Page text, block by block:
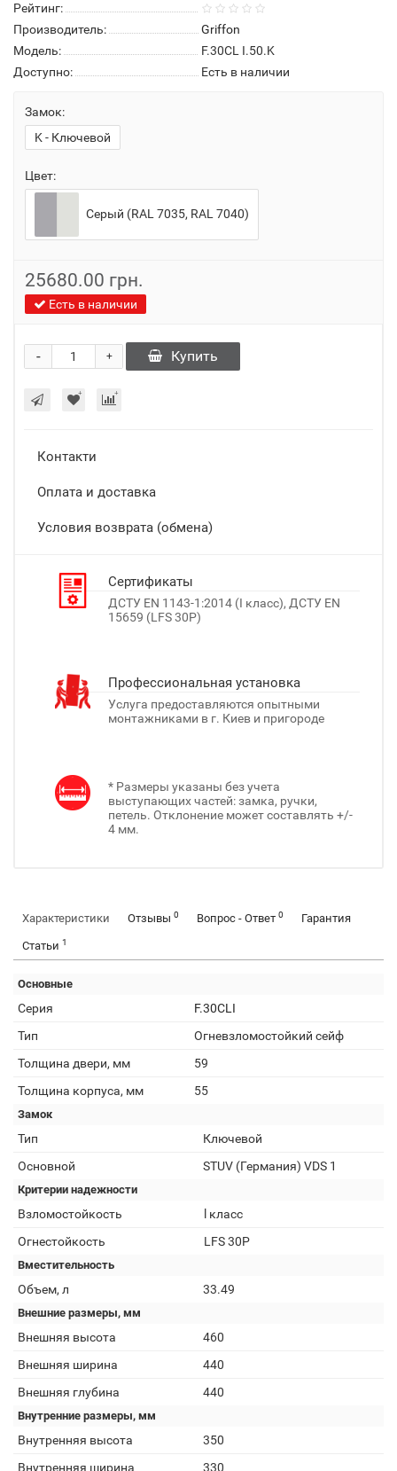
Рейтинг:
Производитель:
Griffon
Модель:
F.30CL I.50.K
Доступно:
Есть в наличии
Замок:
K - Ключевой
Цвет:
Серый (RAL 7035, RAL 7040)
25680.00 грн.
Есть в наличии
+
- Купить
Контакти
Оплата и доставка
Условия возврата (обмена)
Сертификаты
ДСТУ EN 1143-1:2014 (I класс), ДСТУ EN
15659 (LFS 30P)
Профессиональная установка
Услуга предоставляются опытными
монтажниками в г. Киев и пригороде
* Размеры указаны без учета
выступающих частей: замка, ручки,
петель. Отклонение может составлять +/-
4 мм.
Характеристики Отзывы 0 Вопрос - Ответ 0 Гарантия
Статьи 1
Основные
Серия
F.30CLI
Тип
Огневзломостойкий сейф
Толщина двери, мм
59
Толщина корпуса, мм
55
Замок
Тип
Ключевой
Основной
STUV (Германия) VDS 1
Критерии надежности
Взломостойкость
l класс
Огнестойкость
LFS 30P
Вместительность
Объем, л 33.49
Внешние размеры, мм
Внешняя высота
460
Внешняя ширина
440
Внешняя глубина
440
Внутренние размеры, мм
Внутренняя высота
350
Внутренняя ширина
330